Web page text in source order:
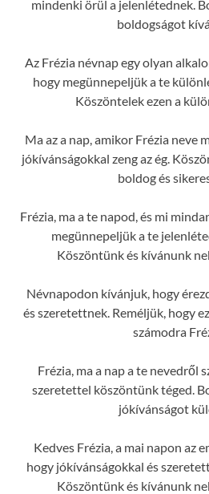
mindenki örül a jelenlétednek.
boldogságot
Az Frézia névnap egy olyan
hogy megünnepeljük a te
Köszöntelek ezen a
Ma az a nap, amikor Frézia neve
jókívánságokkal zeng az ég.
boldog és
Frézia, ma a te napod, és mi
megünnepeljük a te
Köszöntünk és kívánunk
Névnapodon kívánjuk, hogy
és szeretettnek. Reméljük, hogy
számodra
Frézia, ma a nap a te nevedről
szeretettel köszöntünk téged.
jókívánságot
Kedves Frézia, a mai napon az
hogy jókívánságokkal és
Köszöntünk és kívánunk